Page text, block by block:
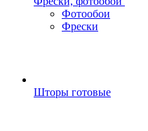
Фотообои
Фрески
Шторы готовые